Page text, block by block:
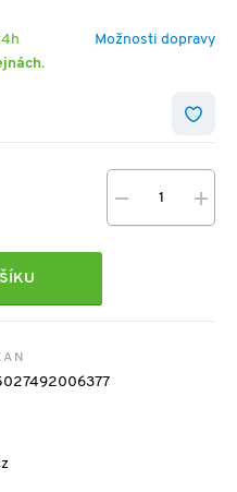
Možnosti dopravy
.